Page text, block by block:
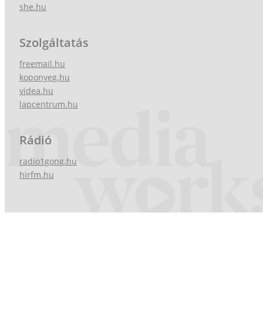
she.hu
Szolgáltatás
freemail.hu
koponyeg.hu
videa.hu
lapcentrum.hu
Rádió
radio1gong.hu
hirfm.hu